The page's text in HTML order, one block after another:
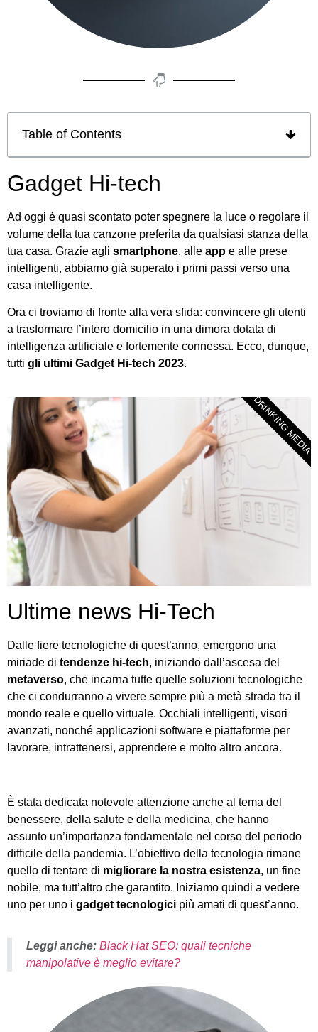
Table of Contents
Gadget Hi-tech
Ad oggi è quasi scontato poter spegnere la luce o regolare il
volume della tua canzone preferita da qualsiasi stanza della
tua casa. Grazie agli smartphone, alle app e alle prese
intelligenti, abbiamo già superato i primi passi verso una
casa intelligente.
Ora ci troviamo di fronte alla vera sfida: convincere gli utenti
a trasformare l’intero domicilio in una dimora dotata di
intelligenza artificiale e fortemente connessa. Ecco, dunque,
tutti gli ultimi Gadget Hi-tech 2023.
DRINKING MEDIA
Ultime news Hi-Tech
Dalle fiere tecnologiche di quest’anno, emergono una
miriade di tendenze hi-tech, iniziando dall’ascesa del
metaverso, che incarna tutte quelle soluzioni tecnologiche
che ci condurranno a vivere sempre più a metà strada tra il
mondo reale e quello virtuale. Occhiali intelligenti, visori
avanzati, nonché applicazioni software e piattaforme per
lavorare, intrattenersi, apprendere e molto altro ancora.
È stata dedicata notevole attenzione anche al tema del
benessere, della salute e della medicina, che hanno
assunto un’importanza fondamentale nel corso del periodo
difficile della pandemia. L’obiettivo della tecnologia rimane
quello di tentare di migliorare la nostra esistenza, un fine
nobile, ma tutt’altro che garantito. Iniziamo quindi a vedere
uno per uno i gadget tecnologici più amati di quest’anno.
Leggi anche: Black Hat SEO: quali tecniche
manipolative è meglio evitare?